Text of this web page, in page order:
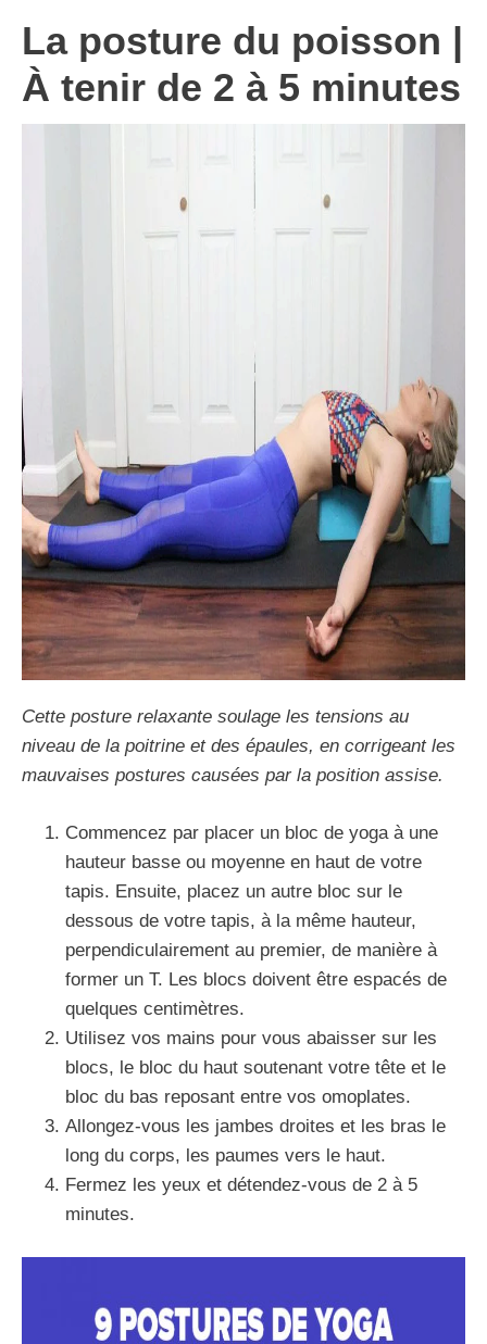
La posture du poisson |
À tenir de 2 à 5 minutes
Cette posture relaxante soulage les tensions au
niveau de la poitrine et des épaules, en corrigeant les
mauvaises postures causées par la position assise.
Commencez par placer un bloc de yoga à une
hauteur basse ou moyenne en haut de votre
tapis. Ensuite, placez un autre bloc sur le
dessous de votre tapis, à la même hauteur,
perpendiculairement au premier, de manière à
former un T. Les blocs doivent être espacés de
quelques centimètres.
Utilisez vos mains pour vous abaisser sur les
blocs, le bloc du haut soutenant votre tête et le
bloc du bas reposant entre vos omoplates.
Allongez-vous les jambes droites et les bras le
long du corps, les paumes vers le haut.
Fermez les yeux et détendez-vous de 2 à 5
minutes.